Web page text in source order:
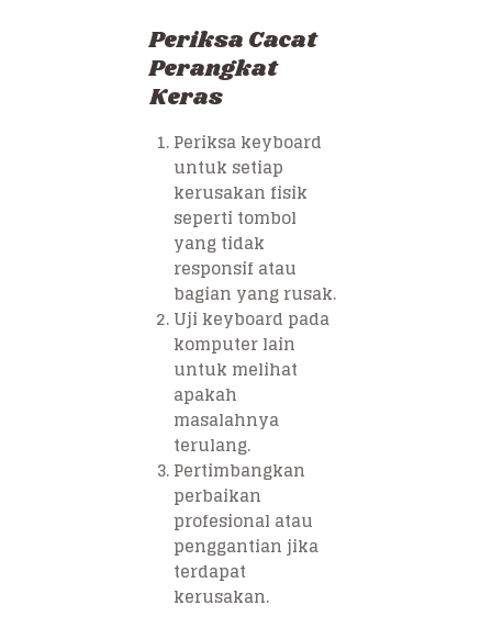
Periksa Cacat
Perangkat
Keras
Periksa keyboard
untuk setiap
kerusakan fisik
seperti tombol
yang tidak
responsif atau
bagian yang rusak.
Uji keyboard pada
komputer lain
untuk melihat
apakah
masalahnya
terulang.
Pertimbangkan
perbaikan
profesional atau
penggantian jika
terdapat
kerusakan.